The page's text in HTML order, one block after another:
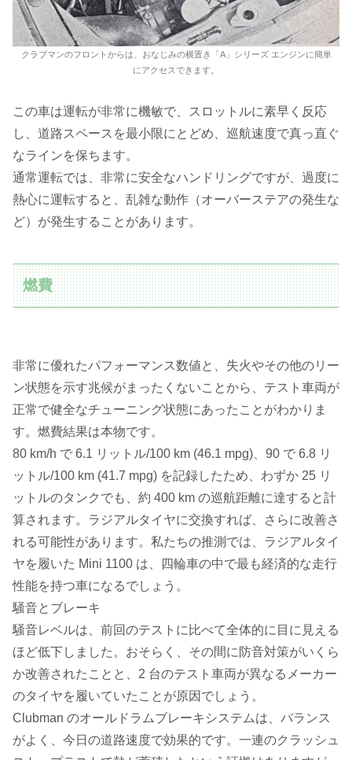
クラブマンのフロントからは、おなじみの横置き「A」シリーズ エンジンに簡単
にアクセスできます。
この車は運転が非常に機敏で、スロットルに素早く反応
し、道路スペースを最小限にとどめ、巡航速度で真っ直ぐ
なラインを保ちます。
通常運転では、非常に安全なハンドリングですが、過度に
熱心に運転すると、乱雑な動作（オーバーステアの発生な
ど）が発生することがあります。
燃費
非常に優れたパフォーマンス数値と、失火やその他のリー
ン状態を示す兆候がまったくないことから、テスト車両が
正常で健全なチューニング状態にあったことがわかりま
す。燃費結果は本物です。
80 km/h で 6.1 リットル/100 km (46.1 mpg)、90 で 6.8 リ
ットル/100 km (41.7 mpg) を記録したため、わずか 25 リ
ットルのタンクでも、約 400 km の巡航距離に達すると計
算されます。ラジアルタイヤに交換すれば、さらに改善さ
れる可能性があります。私たちの推測では、ラジアルタイ
ヤを履いた Mini 1100 は、四輪車の中で最も経済的な走行
性能を持つ車になるでしょう。
騒音とブレーキ
騒音レベルは、前回のテストに比べて全体的に目に見える
ほど低下しました。おそらく、その間に防音対策がいくら
か改善されたことと、2 台のテスト車両が異なるメーカー
のタイヤを履いていたことが原因でしょう。
Clubman のオールドラムブレーキシステムは、バランス
がよく、今日の道路速度で効果的です。一連のクラッシュ